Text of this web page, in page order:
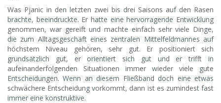
Was Pjanic in den letzten zwei bis drei Saisons auf den Rasen
brachte, beeindruckte. Er hatte eine hervorragende Entwicklung
genommen, war gereift und machte einfach sehr viele Dinge,
die zum Alltagsgeschäft eines zentralen Mittelfeldmannes auf
höchstem Niveau gehören, sehr gut. Er positioniert sich
grundsätzlich gut, er orientiert sich gut und er trifft in
aufeinanderfolgenden Situationen immer wieder viele gute
Entscheidungen. Wenn an diesem Fließband doch eine etwas
schwächere Entscheidung vorkommt, dann ist es zumindest fast
immer eine konstruktive.